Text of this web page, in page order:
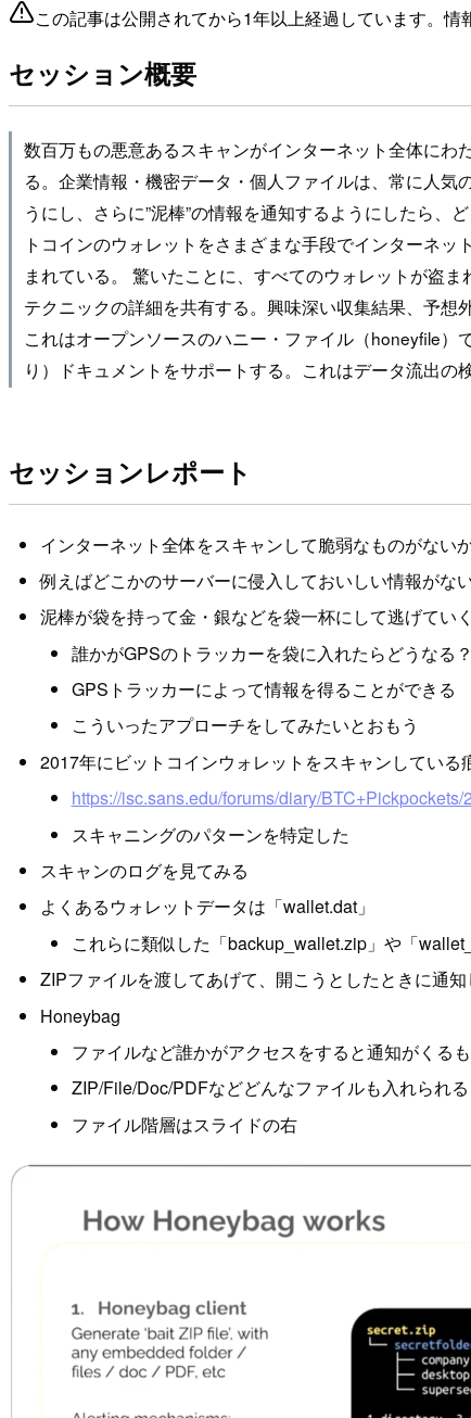
この記事は公開されてから1年以上経過しています。情
セッション概要
数百万もの悪意あるスキャンがインターネット全体に
る。企業情報・機密データ・個人ファイルは、常に人気
うにし、さらに”泥棒”の情報を通知するようにしたら、
トコインのウォレットをさまざまな手段でインターネ
まれている。 驚いたことに、すべてのウォレットが盗
テクニックの詳細を共有する。興味深い収集結果、予想
これはオープンソースのハニー・ファイル（honeyfile）
り）ドキュメントをサポートする。これはデータ流出の
セッションレポート
インターネット全体をスキャンして脆弱なものがない
例えばどこかのサーバーに侵入しておいしい情報がな
泥棒が袋を持って金・銀などを袋一杯にして逃げていく
誰かがGPSのトラッカーを袋に入れたらどうなる？
GPSトラッカーによって情報を得ることができる
こういったアプローチをしてみたいとおもう
2017年にビットコインウォレットをスキャンしている
https://isc.sans.edu/forums/diary/BTC+Pickpockets/
スキャニングのパターンを特定した
スキャンのログを見てみる
よくあるウォレットデータは「wallet.dat」
これらに類似した「backup_wallet.zip」や「
ZIPファイルを渡してあげて、開こうとしたときに通
Honeybag
ファイルなど誰かがアクセスをすると通知がくる
ZIP/File/Doc/PDFなどどんなファイルも入れられる
ファイル階層はスライドの右